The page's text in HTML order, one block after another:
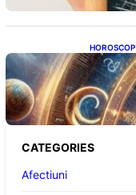
HOROSCOP
CATEGORIES
Afectiuni